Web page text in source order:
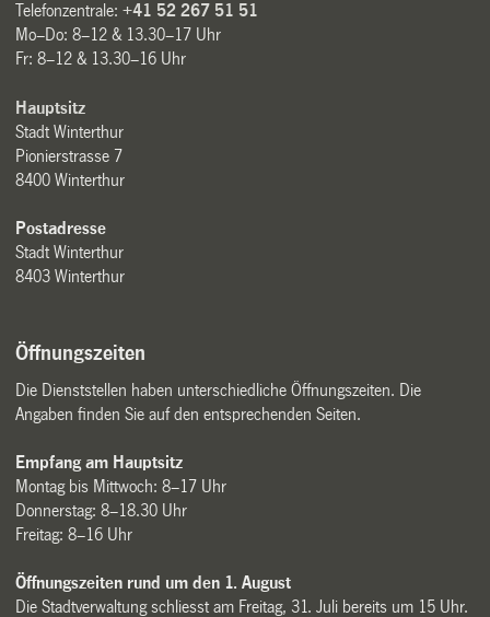
Telefonzentrale:+41 52 267 51 51
Mo–Do: 8–12 & 13.30–17 Uhr
Fr: 8–12 & 13.30–16 Uhr
Hauptsitz
Stadt Winterthur
Pionierstrasse 7
8400 Winterthur
Postadresse
Stadt Winterthur
8403 Winterthur
Öffnungszeiten
Die Dienststellen haben unterschiedliche Öffnungszeiten. Die
Angaben finden Sie auf den entsprechenden Seiten.
Empfang am Hauptsitz
Montag bis Mittwoch: 8–17 Uhr
Donnerstag: 8–18.30 Uhr
Freitag: 8–16 Uhr
Öffnungszeiten rund um den 1. August
Die Stadtverwaltung schliesst am Freitag, 31. Juli bereits um 15 Uhr.